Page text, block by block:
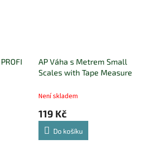
AP Váha s Metrem Small
Scales with Tape Measure
Není skladem
119 Kč
Do košíku